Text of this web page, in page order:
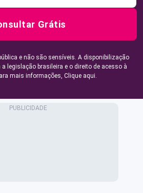
Grátis
e não são sensíveis. A disponibilização
legislação brasileira e o direito de acesso à
mais informações, Clique aqui.